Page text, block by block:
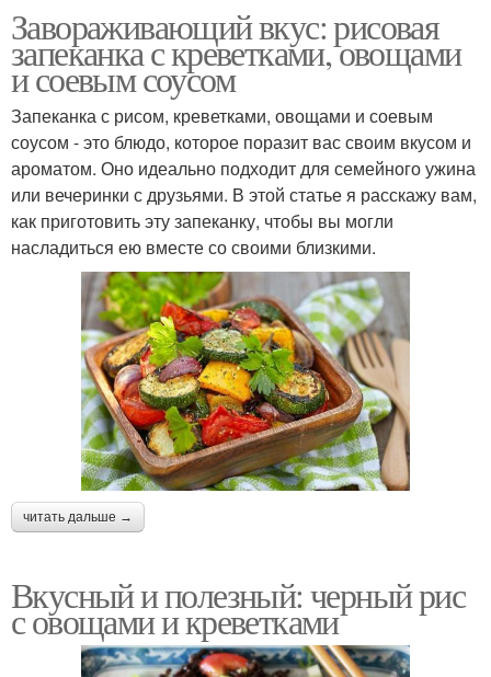
Завораживающий вкус: рисовая
запеканка с креветками, овощами
и соевым соусом
Запеканка с рисом, креветками, овощами и соевым
соусом - это блюдо, которое поразит вас своим вкусом и
ароматом. Оно идеально подходит для семейного ужина
или вечеринки с друзьями. В этой статье я расскажу вам,
как приготовить эту запеканку, чтобы вы могли
насладиться ею вместе со своими близкими.
читать дальше →
Вкусный и полезный: черный рис
с овощами и креветками